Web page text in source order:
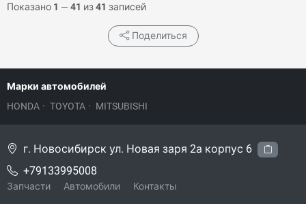
Показано 1 — 41 из41 записей
Поделиться
Марки автомобилей
HONDA · TOYOTA · MITSUBISHI
г. Новосибирск ул. Новая заря 2а корпус 6
+79133995008
Запчасти Автомобили Контакты